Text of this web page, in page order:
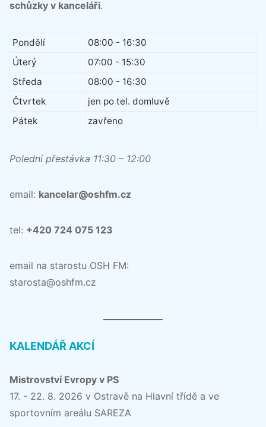
schůzky v kanceláři.
Pondělí
08:00 - 16:30
Úterý
07:00 - 15:30
Středa
08:00 - 16:30
Čtvrtek
jen po tel. domluvě
Pátek
zavřeno
Polední přestávka 11:30 – 12:00
email: kancelar@oshfm.cz
tel: +420 724 075 123
email na starostu OSH FM:
starosta@oshfm.cz
KALENDÁŘ AKCÍ
Mistrovství Evropy v PS
17. - 22. 8. 2026 v Ostravě na Hlavní třídě a ve
sportovním areálu SAREZA